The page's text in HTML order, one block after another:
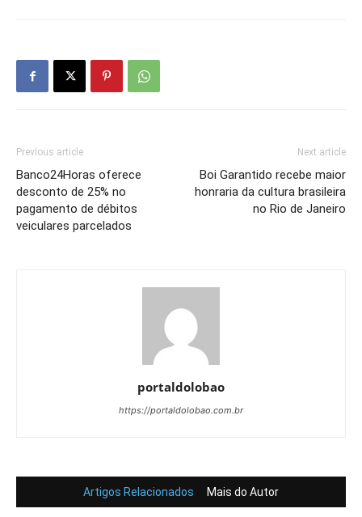
Previous article
Banco24Horas oferece
desconto de 25% no
pagamento de débitos
veiculares parcelados
Next article
Boi Garantido recebe maior
honraria da cultura brasileira
no Rio de Janeiro
portaldolobao
https://portaldolobao.com.br
Artigos Relacionados Mais do Autor